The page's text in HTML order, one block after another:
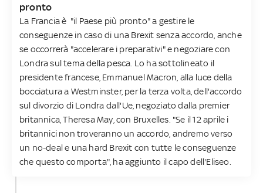
pronto
La Francia è "il Paese più pronto" a gestire le
conseguenze in caso di una Brexit senza accordo, anche
se occorrerà "accelerare i preparativi" e negoziare con
Londra sul tema della pesca. Lo ha sottolineato il
presidente francese, Emmanuel Macron, alla luce della
bocciatura a Westminster, per la terza volta, dell'accordo
sul divorzio di Londra dall'Ue, negoziato dalla premier
britannica, Theresa May, con Bruxelles. "Se il 12 aprile i
britannici non troveranno un accordo, andremo verso
un no-deal e una hard Brexit con tutte le conseguenze
che questo comporta", ha aggiunto il capo dell'Eliseo.